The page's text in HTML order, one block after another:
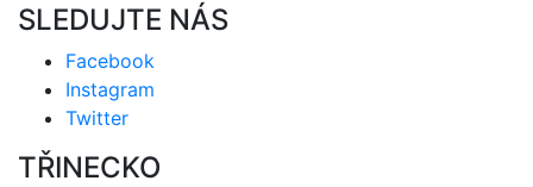
SLEDUJTE NÁS
Facebook
Instagram
Twitter
TŘINECKO